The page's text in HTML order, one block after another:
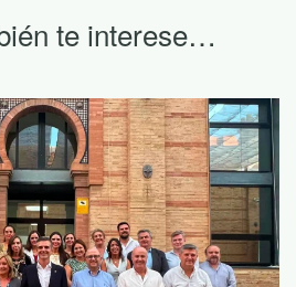
te interese…